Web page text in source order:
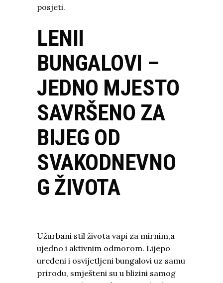
posjeti.
LENII
BUNGALOVI –
JEDNO MJESTO
SAVRŠENO ZA
BIJEG OD
SVAKODNEVNO
G ŽIVOTA
Užurbani stil života vapi za mirnim,a
ujedno i aktivnim odmorom. Lijepo
uređeni i osvijetljeni bungalovi uz samu
prirodu, smješteni su u blizini samog